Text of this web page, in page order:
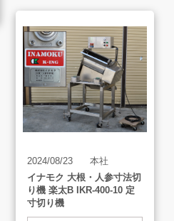
買取方法
買取アイテム
お客様の声
よくあるご質問
2024/08/23
本社
イナモク 大根・人参寸法切
り機 楽太B IKR-400-10 定
寸切り機